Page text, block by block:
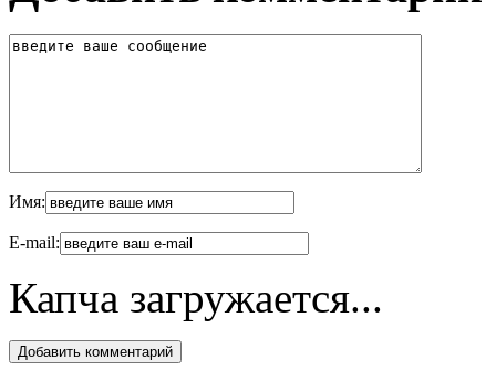
Имя:
E-mail:
Капча загружается...